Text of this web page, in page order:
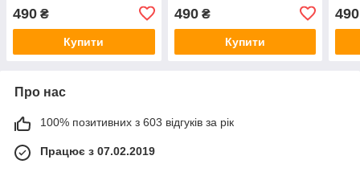
490 ₴
Купити
490₴
Купити
490
Про нас
100% позитивних з 603 відгуків за рік
Працює з 07.02.2019